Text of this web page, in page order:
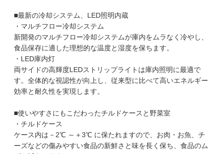
■最新の冷却システム、LED照明内蔵
・マルチフロー冷却システム
新開発のマルチフロー冷却システムが庫内をムラなく冷やし、
食品保存に適した理想的な温度と湿度を保ちます。
・LED庫内灯
両サイドの高輝度LEDストリップライトは庫内照明に最適で
す。全体的な視認性が向上し、従来型に比べて高いエネルギー
効率と耐久性を実現します。
■使いやすさにもこだわったチルドケースと野菜室
・チルドケース
ケース内は－2℃ ～＋3℃ に保たれますので、お肉・お魚、チ
ーズなどの傷みやすい食品の新鮮さと味を長く保ち、食品のム